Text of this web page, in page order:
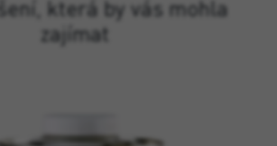
která by vás mohla
zajímat